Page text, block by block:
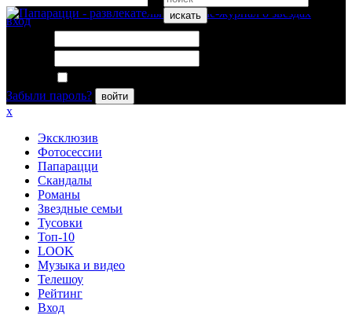
искать
вход
Забыли пароль?
войти
x
Эксклюзив
Фотосессии
Папарацци
Скандалы
Романы
Звездные семьи
Тусовки
Топ-10
LOOK
Музыка и видео
Телешоу
Рейтинг
Вход